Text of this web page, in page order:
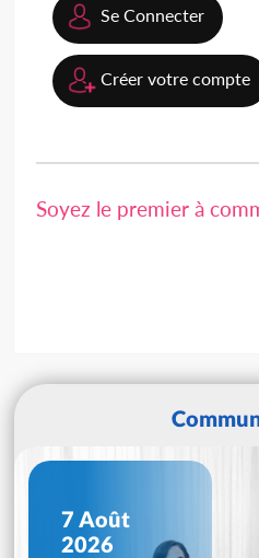
Se Connecter
Créer votre compte
Soyez le premier à
7 Août
2026